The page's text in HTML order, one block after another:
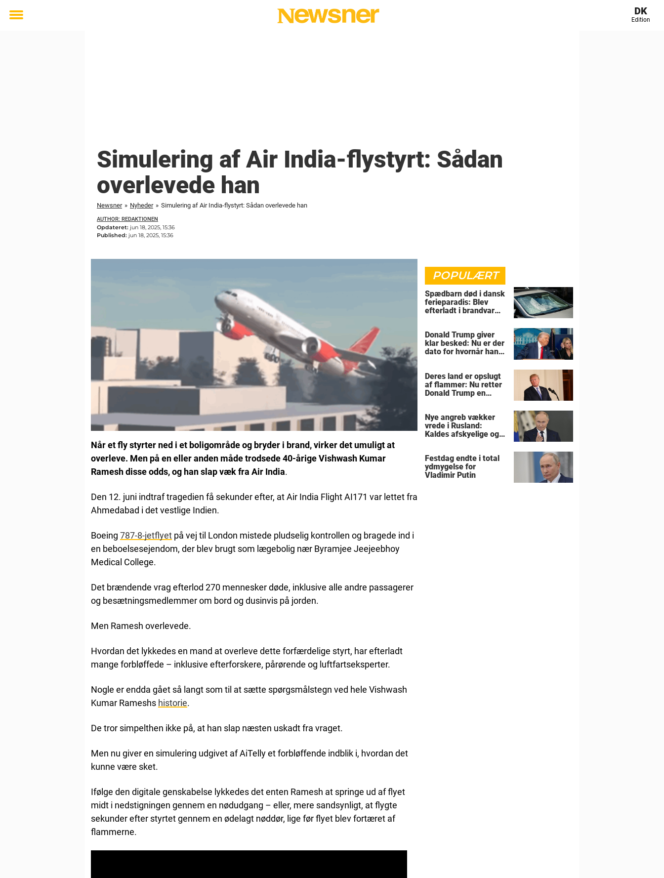
Toggle
DK
Edition
Simulering af Air India-flystyrt: Sådan
overlevede han
Newsner » Nyheder » Simulering af Air India-flystyrt: Sådan overlevede han
AUTHOR: REDAKTIONEN
Opdateret: jun 18, 2025, 15:36
Published: jun 18, 2025, 15:36
Når et fly styrter ned i et boligområde og bryder i brand, virker det umuligt at
overleve. Men på en eller anden måde trodsede 40-årige Vishwash Kumar
Ramesh disse odds, og han slap væk fra Air India.
Den 12. juni indtraf tragedien få sekunder efter, at Air India Flight AI171 var lettet fra
Ahmedabad i det vestlige Indien.
Boeing 787-8-jetflyet på vej til London mistede pludselig kontrollen og bragede ind i
en beboelsesejendom, der blev brugt som lægebolig nær Byramjee Jeejeebhoy
Medical College.
Det brændende vrag efterlod 270 mennesker døde, inklusive alle andre passagerer
og besætningsmedlemmer om bord og dusinvis på jorden.
Men Ramesh overlevede.
Hvordan det lykkedes en mand at overleve dette forfærdelige styrt, har efterladt
mange forbløffede – inklusive efterforskere, pårørende og luftfartseksperter.
Nogle er endda gået så langt som til at sætte spørgsmålstegn ved hele Vishwash
Kumar Rameshs historie.
De tror simpelthen ikke på, at han slap næsten uskadt fra vraget.
Men nu giver en simulering udgivet af AiTelly et forbløffende indblik i, hvordan det
kunne være sket.
Ifølge den digitale genskabelse lykkedes det enten Ramesh at springe ud af flyet
midt i nedstigningen gennem en nødudgang – eller, mere sandsynligt, at flygte
sekunder efter styrtet gennem en ødelagt nøddør, lige før flyet blev fortæret af
flammerne.
POPULÆRT
Spædbarn død i dansk
ferieparadis: Blev
efterladt i brandvarm
Donald Trump giver
klar besked: Nu er der
dato for hvornår han
Deres land er opslugt
af flammer: Nu retter
Donald Trump en
Nye angreb vækker
vrede i Rusland:
Kaldes afskyelige og
Festdag endte i total
ydmygelse for
Vladimir Putin